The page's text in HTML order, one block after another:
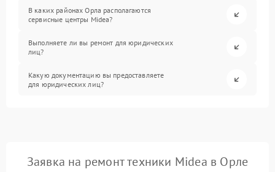
В каких районах Орла располагаются
сервисные центры Midea?
Выполняете ли вы ремонт для юридических
лиц?
Какую документацию вы предоставляете
для юридических лиц?
Заявка на ремонт техники Midea в Орле